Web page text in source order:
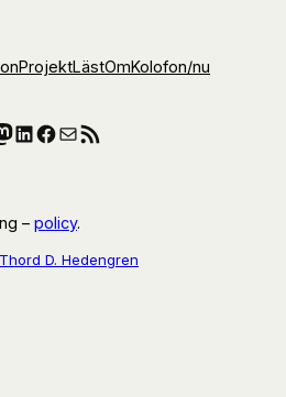
ProjektLästOmKolofon/nu
LinkedIn
Facebook
E-postRSS-flöde
– policy.
Thord D. Hedengren